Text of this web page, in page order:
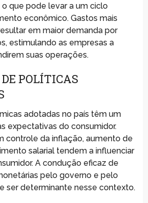
o que pode levar a um ciclo
econômico. Gastos mais
em maior demanda por
estimulando as empresas a
suas operações.
POLÍTICAS
adotadas no país têm um
expectativas do consumidor.
controle da inflação, aumento de
salarial tendem a influenciar
A condução eficaz de
pelo governo e pelo
ser determinante nesse contexto.